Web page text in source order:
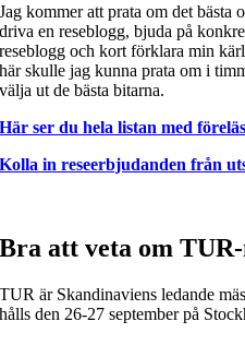
Jag kommer att prata om det bästa
driva en reseblogg, bjuda på
reseblogg och kort förklara min
här skulle jag kunna prata om i
välja ut de bästa bitarna.
Här ser du hela listan med
Kolla in reseerbjudanden från
Bra att veta om TUR-
TUR är Skandinaviens ledande
hålls den 26-27 september på